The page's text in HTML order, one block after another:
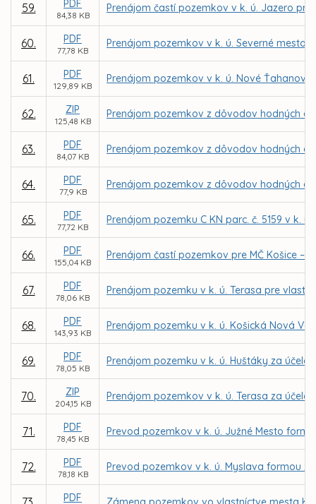
59. PDF
84,38 KB
Prenájom častí pozemkov v k. ú. Jazero
60. PDF
77,78 KB
Prenájom pozemkov v k. ú. Severné
61. PDF
129,89 KB
Prenájom pozemkov v k. ú. Nové
62. ZIP
125,48 KB
Prenájom pozemkov z dôvodov hodných
63. PDF
84,07 KB
Prenájom pozemkov z dôvodov hodných
64. PDF
77,9 KB
Prenájom pozemkov z dôvodov hodných
65. PDF
77,72 KB
Prenájom pozemku C KN parc. č. 5159 v k.
66. PDF
155,04 KB
Prenájom častí pozemkov pre MČ Košice –
67. PDF
78,06 KB
Prenájom pozemku v k. ú. Terasa pre
68. PDF
143,93 KB
Prenájom pozemku v k. ú. Košická Nová
69. PDF
78,05 KB
Prenájom pozemku v k. ú. Huštáky za
70. ZIP
204,15 KB
Prenájom pozemkov v k. ú. Terasa za
71. PDF
78,45 KB
Prevod pozemkov v k. ú. Južné Mesto
72. PDF
78,18 KB
Prevod pozemkov v k. ú. Myslava formou
PDF